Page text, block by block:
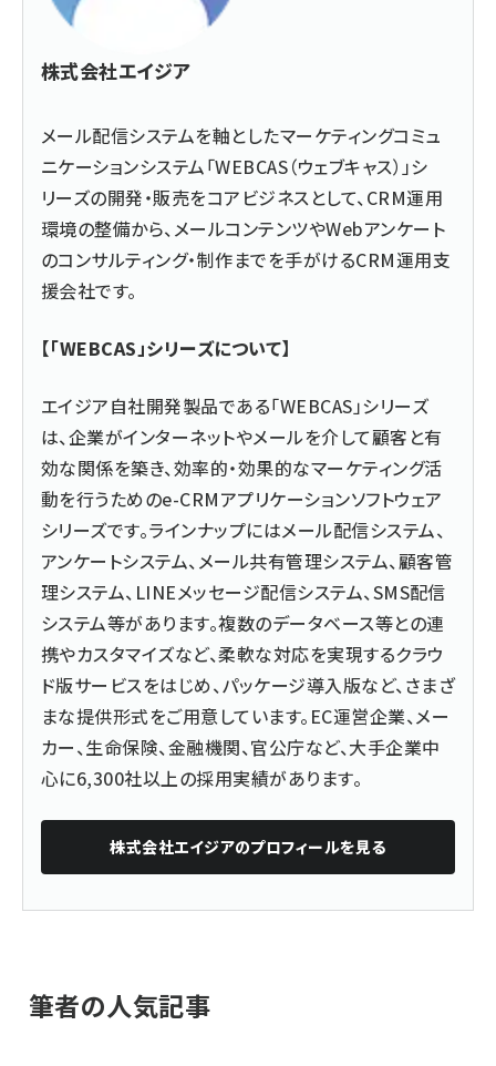
株式会社エイジア
メール配信システムを軸としたマーケティングコミュ
ニケーションシステム「WEBCAS（ウェブキャス）」シ
リーズの開発・販売をコアビジネスとして、CRM運用
環境の整備から、メールコンテンツやWebアンケート
のコンサルティング・制作までを手がけるCRM運用支
援会社です。
【「WEBCAS」シリーズについて】
エイジア自社開発製品である「WEBCAS」シリーズ
は、企業がインターネットやメールを介して顧客と有
効な関係を築き、効率的・効果的なマーケティング活
動を行うためのe-CRMアプリケーションソフトウェア
シリーズです。ラインナップにはメール配信システム、
アンケートシステム、メール共有管理システム、顧客管
理システム、LINEメッセージ配信システム、SMS配信
システム等があります。複数のデータベース等との連
携やカスタマイズなど、柔軟な対応を実現するクラウ
ド版サービスをはじめ、パッケージ導入版など、さまざ
まな提供形式をご用意しています。EC運営企業、メー
カー、生命保険、金融機関、官公庁など、大手企業中
心に6,300社以上の採用実績があります。
株式会社エイジアのプロフィールを見る
筆者の人気記事